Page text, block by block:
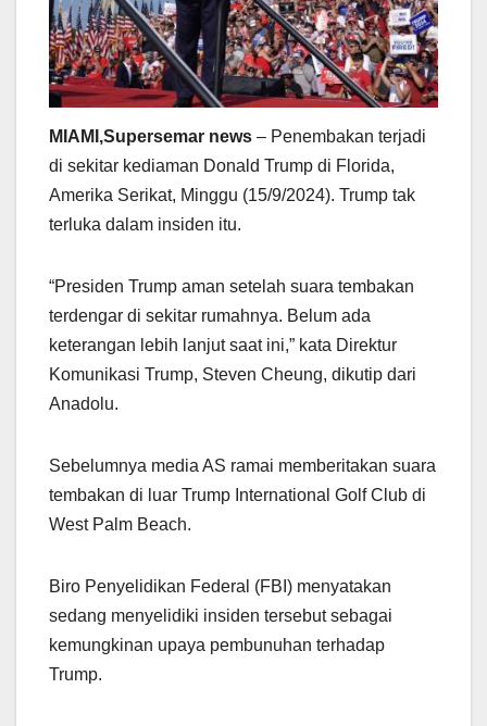
MIAMI,Supersemar news – Penembakan terjadi
di sekitar kediaman Donald Trump di Florida,
Amerika Serikat, Minggu (15/9/2024). Trump tak
terluka dalam insiden itu.
“Presiden Trump aman setelah suara tembakan
terdengar di sekitar rumahnya. Belum ada
keterangan lebih lanjut saat ini,” kata Direktur
Komunikasi Trump, Steven Cheung, dikutip dari
Anadolu.
Sebelumnya media AS ramai memberitakan suara
tembakan di luar Trump International Golf Club di
West Palm Beach.
Biro Penyelidikan Federal (FBI) menyatakan
sedang menyelidiki insiden tersebut sebagai
kemungkinan upaya pembunuhan terhadap
Trump.